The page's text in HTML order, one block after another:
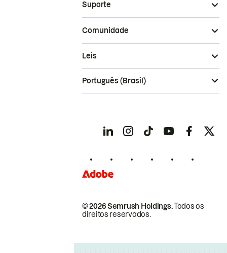
Suporte
Comunidade
© 2026 Semrush Holdings.Todos os
direitos reservados.
Leis
Português (Brasil)